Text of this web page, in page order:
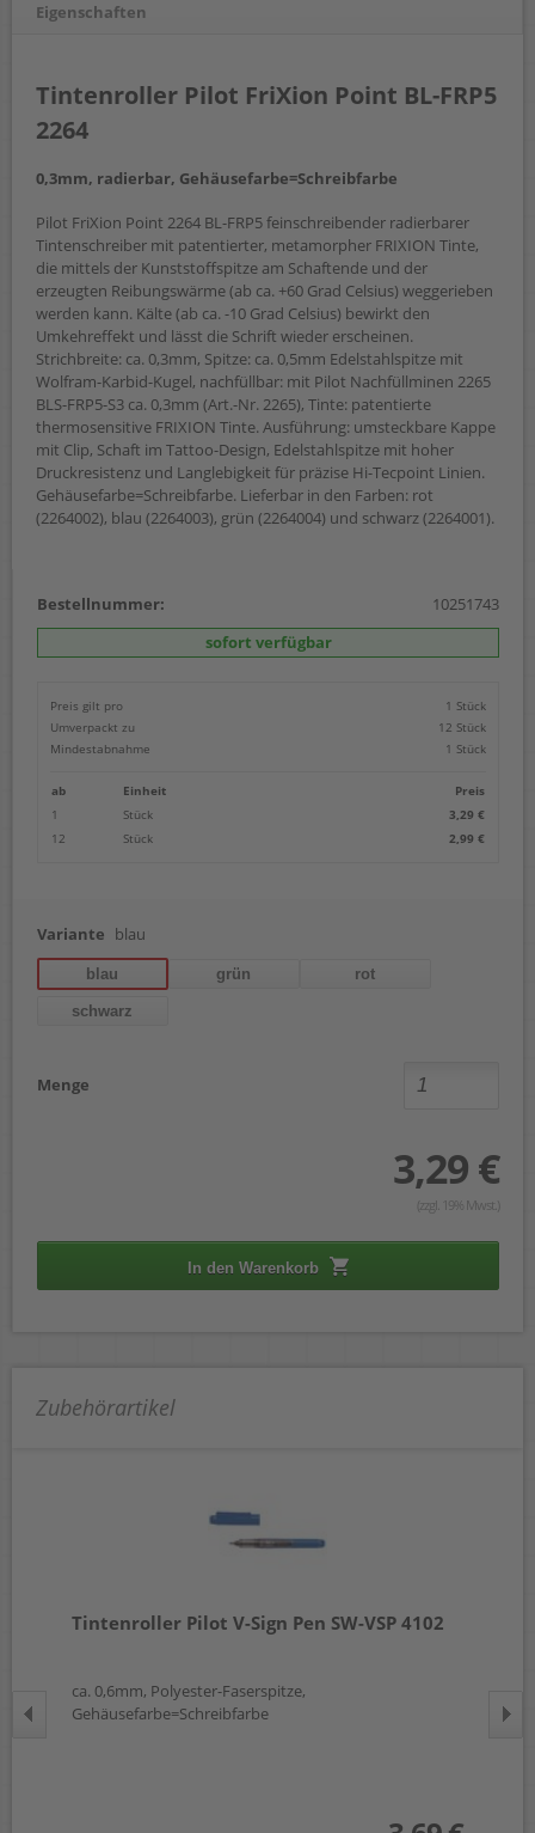
Eigenschaften
Tintenroller Pilot FriXion Point BL-FRP5
2264
0,3mm, radierbar, Gehäusefarbe=Schreibfarbe
Pilot FriXion Point 2264 BL-FRP5 feinschreibender radierbarer
Tintenschreiber mit patentierter, metamorpher FRIXION Tinte,
die mittels der Kunststoffspitze am Schaftende und der
erzeugten Reibungswärme (ab ca. +60 Grad Celsius) weggerieben
werden kann. Kälte (ab ca. -10 Grad Celsius) bewirkt den
Umkehreffekt und lässt die Schrift wieder erscheinen.
Strichbreite: ca. 0,3mm, Spitze: ca. 0,5mm Edelstahlspitze mit
Wolfram-Karbid-Kugel, nachfüllbar: mit Pilot Nachfüllminen 2265
BLS-FRP5-S3 ca. 0,3mm (Art.-Nr. 2265), Tinte: patentierte
thermosensitive FRIXION Tinte. Ausführung: umsteckbare Kappe
mit Clip, Schaft im Tattoo-Design, Edelstahlspitze mit hoher
Druckresistenz und Langlebigkeit für präzise Hi-Tecpoint Linien.
Gehäusefarbe=Schreibfarbe. Lieferbar in den Farben: rot
(2264002), blau (2264003), grün (2264004) und schwarz (2264001).
Bestellnummer:
10251743
sofort verfügbar
Preis gilt pro
1 Stück
Umverpackt zu
12 Stück
Mindestabnahme
1 Stück
ab Einheit
Preis
1
Stück
3,29 €
12
Stück 2,99 €
Variante blau
blau grün rot
schwarz
Menge
3,29 €
(zzgl. 19% Mwst.)
In den Warenkorb
Zubehörartikel
Tintenroller Pilot V-Sign Pen SW-VSP 4102
ca. 0,6mm, Polyester-Faserspitze,
Gehäusefarbe=Schreibfarbe